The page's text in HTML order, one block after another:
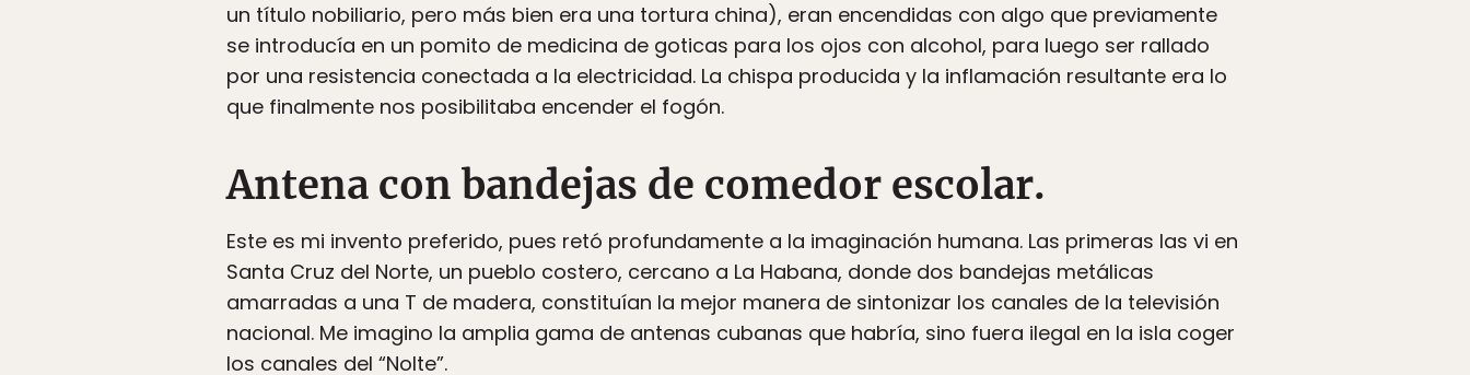
un título nobiliario, pero más bien era una tortura china), eran encendidas con algo que previamente
se introducía en un pomito de medicina de goticas para los ojos con alcohol, para luego ser rallado
por una resistencia conectada a la electricidad. La chispa producida y la inflamación resultante era lo
que finalmente nos posibilitaba encender el fogón.
Antena con bandejas de comedor escolar.
Este es mi invento preferido, pues retó profundamente a la imaginación humana. Las primeras las vi en
Santa Cruz del Norte, un pueblo costero, cercano a La Habana, donde dos bandejas metálicas
amarradas a una T de madera, constituían la mejor manera de sintonizar los canales de la televisión
nacional. Me imagino la amplia gama de antenas cubanas que habría, sino fuera ilegal en la isla coger
los canales del “Nolte”.